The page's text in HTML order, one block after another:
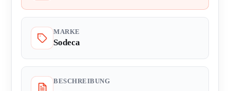
MARKE
Sodeca
BESCHREIBUNG